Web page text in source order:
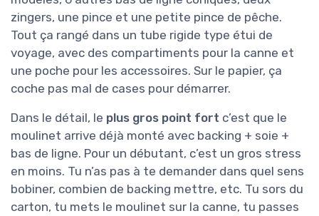
zingers, une pince et une petite pince de pêche.
Tout ça rangé dans un tube rigide type étui de
voyage, avec des compartiments pour la canne et
une poche pour les accessoires. Sur le papier, ça
coche pas mal de cases pour démarrer.
Dans le détail, le plus gros point fort c’est que le
moulinet arrive déjà monté avec backing + soie +
bas de ligne. Pour un débutant, c’est un gros stress
en moins. Tu n’as pas à te demander dans quel sens
bobiner, combien de backing mettre, etc. Tu sors du
carton, tu mets le moulinet sur la canne, tu passes